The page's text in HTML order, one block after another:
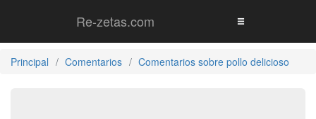
Re-zetas.com
Principal Comentarios Comentarios sobre pollo delicioso